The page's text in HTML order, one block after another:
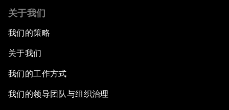
关于我们
我们的策略
关于我们
我们的工作方式
我们的领导团队与组织治理